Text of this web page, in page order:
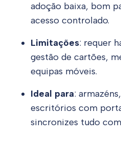
adoção baixa, bom
acesso controlado.
Limitações: requer
gestão de cartões,
equipas móveis.
Ideal para:
escritórios com
sincronizes tudo